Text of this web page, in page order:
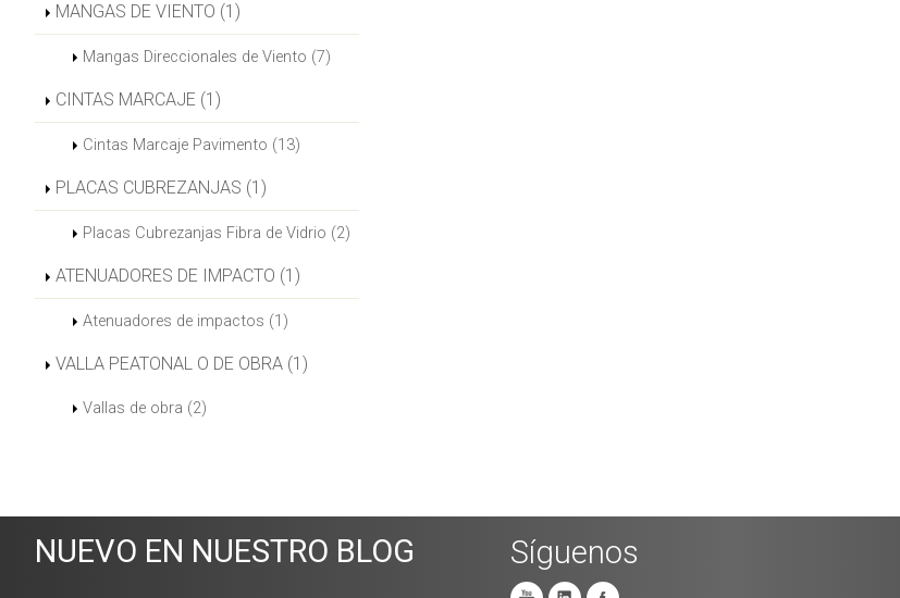
MANGAS DE VIENTO (1)
Mangas Direccionales de Viento (7)
CINTAS MARCAJE (1)
Cintas Marcaje Pavimento (13)
PLACAS CUBREZANJAS (1)
Placas Cubrezanjas Fibra de Vidrio (2)
ATENUADORES DE IMPACTO (1)
Atenuadores de impactos (1)
VALLA PEATONAL O DE OBRA (1)
Vallas de obra (2)
NUEVO EN NUESTRO BLOG Síguenos